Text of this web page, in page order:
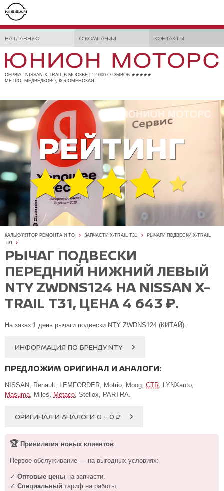
НА ГЛАВНУЮ О КОМПАНИИ КОНТАКТЫ
СЕРВИС NISSAN X-TRAIL В МОСКВЕ | 12 000 ОТЗЫВОВ ★★★★★
МЕТРО: МЕДВЕДКОВО, КОЛОМЕНСКАЯ
КАЛЬКУЛЯТОР РЕМОНТА И ТО ЗАПЧАСТИ X-TRAIL T31
РЫЧАГИ ПОДВЕСКИ X-TRAIL
T31
РЫЧАГ ПОДВЕСКИ
ПЕРЕДНИЙ НИЖНИЙ ЛЕВЫЙ
NTY ZWDNS124 НА NISSAN X-
TRAIL T31, ЦЕНА 4 643 ₽.
На заказ 1 день рычаги подвески NTY ZWDNS124 (КИТАЙ).
ИНФОРМАЦИЯ ПО БРЕНДУ NTY
ПРЕДЛОЖИМ ОРИГИНАЛ И АНАЛОГИ:
NISSAN, Renault, LEMFORDER, Motrio, Moog, CTR, LYNXauto,
Masuma, Miles, Metaco, Stellox, PARTRA.
ОРИГИНАЛ И АНАЛОГИ 0 - 0 ₽
🏆Привилегия новых клиентов
Первое обслуживание — на выгодных условиях:
✓ Оптовые цены на запчасти.
✓ Специальный тариф на работы.